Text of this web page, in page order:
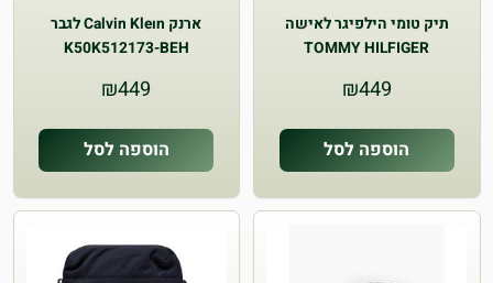
תיק טומי הילפיגר לאישה
TOMMY HILFIGER
₪449
הוספה לסל
ארנק Calvin Kleın לגבר
K50K512173-BEH
₪449
הוספה לסל